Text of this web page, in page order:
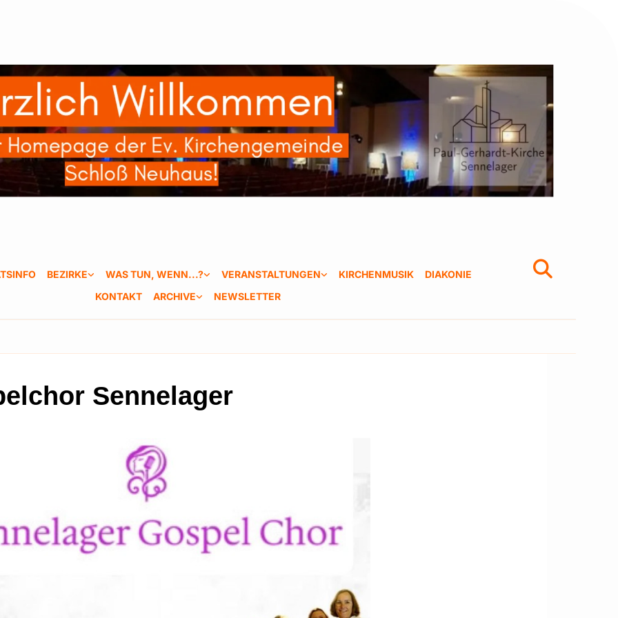
BEZIRKE WAS TUN, WENN...? VERANSTALTUNGEN KIRCHENMUSIK
DIAKONIE
KONTAKT
ARCHIVE NEWSLETTER
Sennelager